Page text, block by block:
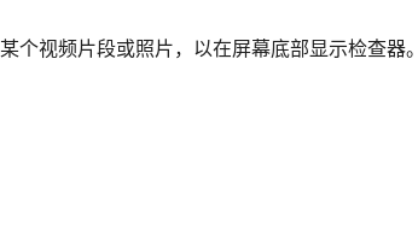
个视频片段或照片，以在屏幕底部显示检查器。